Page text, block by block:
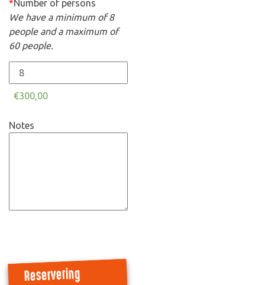
*Number of persons
We have a minimum of 8
people and a maximum of
60 people.
€300,00
Notes
Reservering